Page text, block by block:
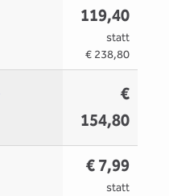
119,40
statt
€ 238,80
€
154,80
€ 7,99
statt